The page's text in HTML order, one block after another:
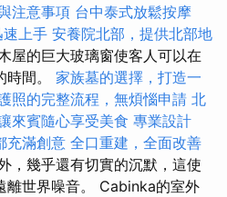
注意事項 台中泰式放鬆按摩
上手 安養院北部，提供北部地
屋的巨大玻璃窗使客人可以在
時間。 家族墓的選擇，打造一
照的完整流程，無煩惱申請 北
來賓隨心享受美食 專業設計
充滿創意 全口重建，全面改善
，幾乎還有切實的沉默，這使
離世界噪音。 Cabinka的室外